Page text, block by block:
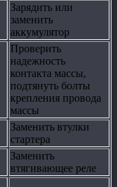
Зарядить или
заменить
аккумулятор
Проверить
надежность
контакта массы,
подтянуть болты
крепления провода
массы
Заменить втулки
стартера
Заменить
втягивающее реле